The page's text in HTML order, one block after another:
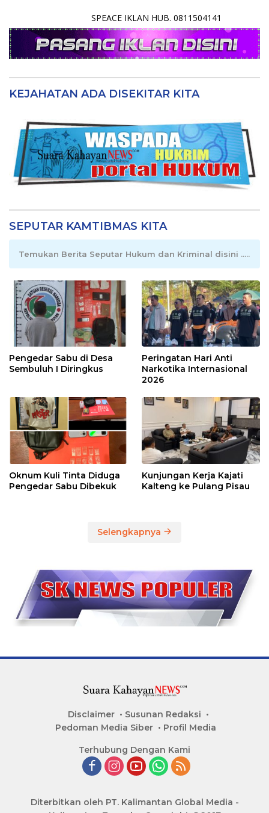
SPEACE IKLAN HUB. 0811504141
KEJAHATAN ADA DISEKITAR KITA
SEPUTAR KAMTIBMAS KITA
Temukan Berita Seputar Hukum dan Kriminal disini .....
Pengedar Sabu di Desa
Sembuluh I Diringkus
Peringatan Hari Anti
Narkotika Internasional
2026
Oknum Kuli Tinta Diduga
Pengedar Sabu Dibekuk
Kunjungan Kerja Kajati
Kalteng ke Pulang Pisau
Selengkapnya
Disclaimer
Susunan Redaksi
Pedoman Media Siber
Profil Media
Terhubung Dengan Kami
Diterbitkan oleh PT. Kalimantan Global Media -